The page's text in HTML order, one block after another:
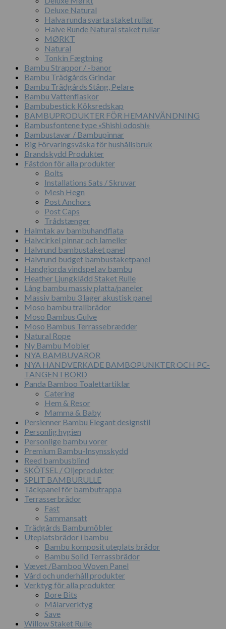
Deluxe Natural
Halva runda svarta staket rullar
Halve Runde Natural staket rullar
MØRKT
Natural
Tonkin Fægtning
Bambu Strappor / -banor
Bambu Trädgårds Grindar
Bambu Trädgårds Stång, Pelare
Bambu Vattenflaskor
Bambubestick Köksredskap
BAMBUPRODUKTER FÖR HEMANVÄNDNING
Bambusfontene type «Shishi odoshi»
Bambustavar / Bambupinnar
Big Förvaringsväska för hushållsbruk
Brandskydd Produkter
Fästdon för alla produkter
Bolts
Installations Sats / Skruvar
Mesh Hegn
Post Anchors
Post Caps
Trådstænger
Halmtak av bambuhandflata
Halvcirkel pinnar och lameller
Halvrund bambustaket panel
Halvrund budget bambustaketpanel
Handgjorda vindspel av bambu
Heather Ljungklädd Staket Rulle
Lång bambu massiv platta/paneler
Massiv bambu 3 lager akustisk panel
Moso bambu trallbrädor
Moso Bambus Gulve
Moso Bambus Terrassebrædder
Natural Rope
Ny Bambu Mobler
NYA BAMBUVAROR
NYA HANDVERKADE BAMBOPUNKTER OCH PC-
TANGENTBORD
Panda Bamboo Toalettartiklar
Catering
Hem & Resor
Mamma & Baby
Persienner Bambu Elegant designstil
Personlig hygien
Personlige bambu vorer
Premium Bambu-Insynsskydd
Reed bambusblind
SKÖTSEL / Oljeprodukter
SPLIT BAMBURULLE
Täckpanel för bambutrappa
Terrasserbrädor
Fast
Sammansatt
Trädgårds Bambumöbler
Uteplatsbrädor i bambu
Bambu komposit uteplats brädor
Bambu Solid Terrassbrädor
Vævet /Bamboo Woven Panel
Vård och underhåll produkter
Verktyg för alla produkter
Bore Bits
Målarverktyg
Save
Willow Staket Rulle